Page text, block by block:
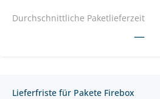
Durchschnittliche Paketlieferzeit
—
Lieferfriste für Pakete Firebox